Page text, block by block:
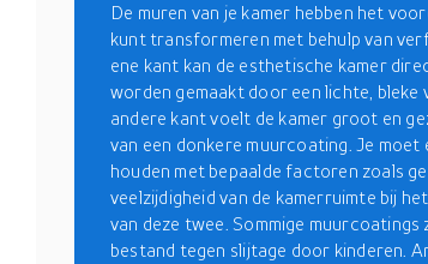
De muren van je kamer hebben het
kunt transformeren met behulp van
ene kant kan de esthetische kamer
worden gemaakt door een lichte, bleke
andere kant voelt de kamer groot en
van een donkere muurcoating. Je moet
houden met bepaalde factoren zoals
veelzijdigheid van de kamerruimte bij
van deze twee. Sommige muurcoatings
bestand tegen slijtage door kinderen.